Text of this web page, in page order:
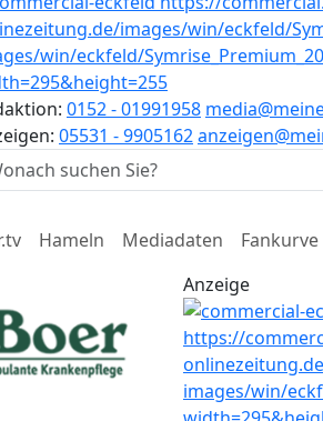
0152 - 01991958
05531 - 9905162
Hameln Mediadaten
Fankurve
Anzeige